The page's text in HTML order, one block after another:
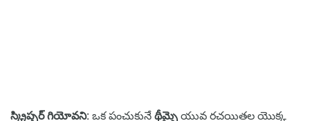
స్క్రిప్చర్ గియోవని: ఒక పంచుకునే థీమ్పై యువ రచయితల యొక్క